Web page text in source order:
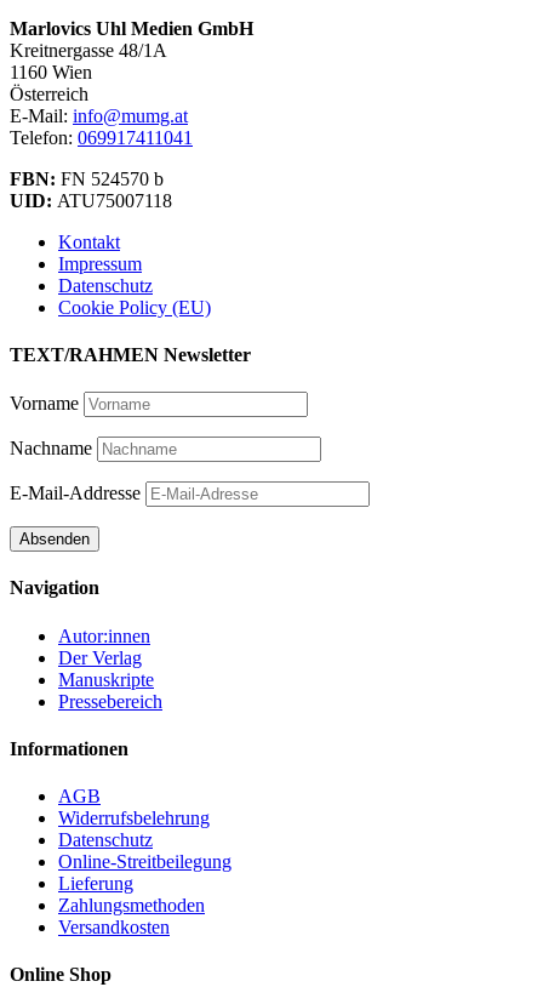
Marlovics Uhl Medien GmbH
Kreitnergasse 48/1A
1160 Wien
Österreich
E-Mail: info@mumg.at
Telefon: 069917411041
FBN: FN 524570 b
UID: ATU75007118
Kontakt
Impressum
Datenschutz
Cookie Policy (EU)
TEXT/RAHMEN Newsletter
Vorname
Nachname
E-Mail-Addresse
Navigation
Autor:innen
Der Verlag
Manuskripte
Pressebereich
Informationen
AGB
Widerrufsbelehrung
Datenschutz
Online-Streitbeilegung
Lieferung
Zahlungsmethoden
Versandkosten
Online Shop